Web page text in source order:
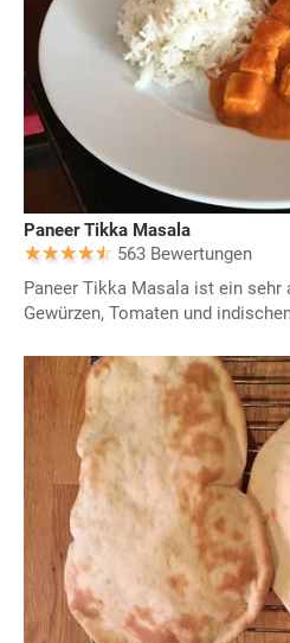
Paneer Tikka Masala
563 Bewertungen
Paneer Tikka Masala ist ein
Gewürzen, Tomaten und